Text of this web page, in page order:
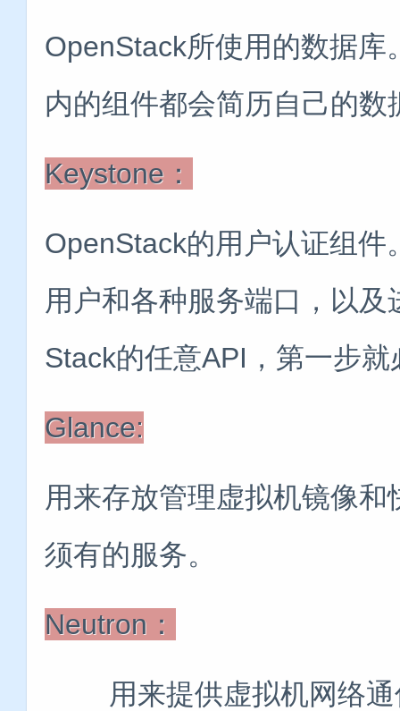
OpenStack所使用的数据
内的组件都会简历自己的
Keystone：
OpenStack的用户认证组
用户和各种服务端口，以
Stack的任意API，第一步
Glance:
用来存放管理虚拟机镜像
须有的服务。
Neutron：
用来提供虚拟机网络通